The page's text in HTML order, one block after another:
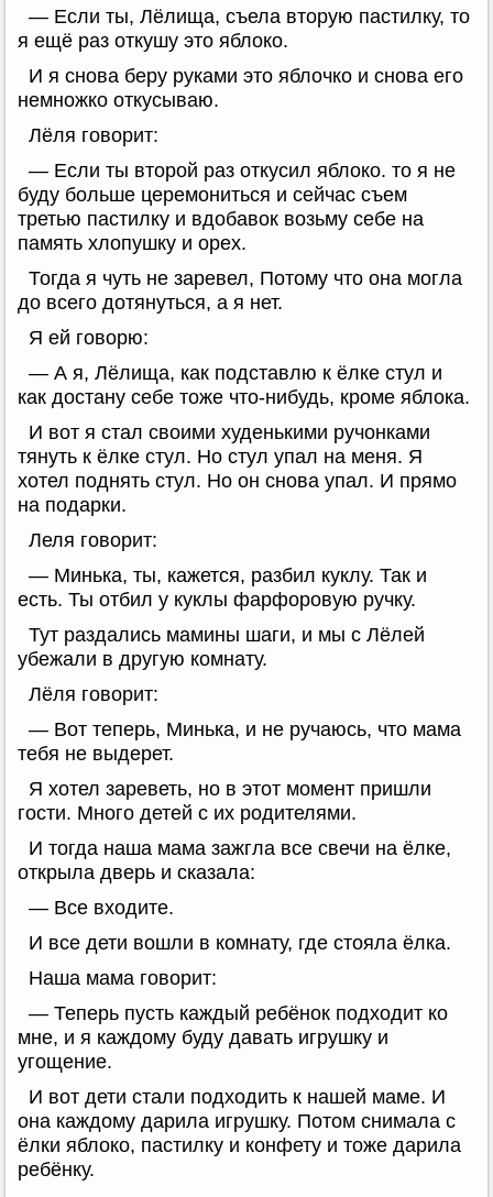
— Если ты, Лёлища, съела вторую пастилку, то
я ещё раз откушу это яблоко.
И я снова беру руками это яблочко и снова его
немножко откусываю.
Лёля говорит:
— Если ты второй раз откусил яблоко. то я не
буду больше церемониться и сейчас съем
третью пастилку и вдобавок возьму себе на
память хлопушку и орех.
Тогда я чуть не заревел, Потому что она могла
до всего дотянуться, а я нет.
Я ей говорю:
— А я, Лёлища, как подставлю к ёлке стул и
как достану себе тоже что-нибудь, кроме яблока.
И вот я стал своими худенькими ручонками
тянуть к ёлке стул. Но стул упал на меня. Я
хотел поднять стул. Но он снова упал. И прямо
на подарки.
Леля говорит:
— Минька, ты, кажется, разбил куклу. Так и
есть. Ты отбил у куклы фарфоровую ручку.
Тут раздались мамины шаги, и мы с Лёлей
убежали в другую комнату.
Лёля говорит:
— Вот теперь, Минька, и не ручаюсь, что мама
тебя не выдерет.
Я хотел зареветь, но в этот момент пришли
гости. Много детей с их родителями.
И тогда наша мама зажгла все свечи на ёлке,
открыла дверь и сказала:
— Все входите.
И все дети вошли в комнату, где стояла ёлка.
Наша мама говорит:
— Теперь пусть каждый ребёнок подходит ко
мне, и я каждому буду давать игрушку и
угощение.
И вот дети стали подходить к нашей маме. И
она каждому дарила игрушку. Потом снимала с
ёлки яблоко, пастилку и конфету и тоже дарила
ребёнку.